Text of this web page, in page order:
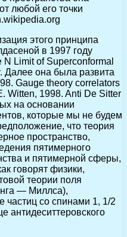
любой его точки
этого принципа
в 1997 году
N Limit of Superconformal
Далее она была развита
Gauge theory correlators
Witten, 1998. Anti De Sitter
на основании
которые мы не будем
что теория
пространство,
пятимерного
и пятимерной сферы,
говорят физики,
теории поля
— Миллса),
со спинами 1, 1/2
антидеситтеровского